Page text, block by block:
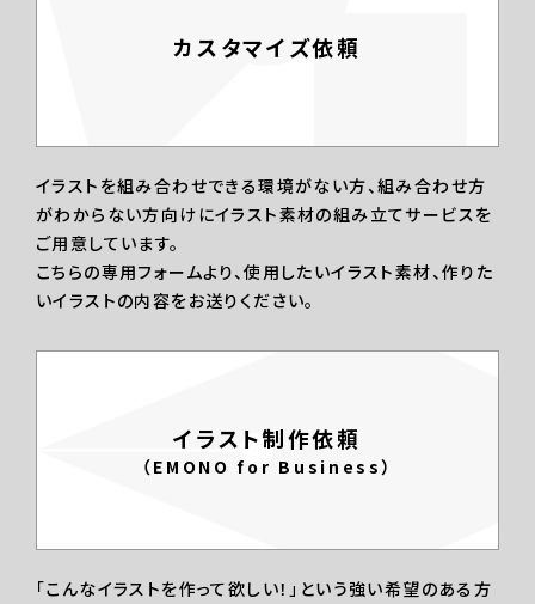
カスタマイズ依頼
イラストを組み合わせできる環境がない方、組み合わせ方
がわからない方向けにイラスト素材の組み立てサービスを
ご用意しています。
こちらの専用フォームより、使用したいイラスト素材、作りた
いイラストの内容をお送りください。
イラスト制作依頼
（EMONO for Business）
「こんなイラストを作って欲しい！」という強い希望のある方